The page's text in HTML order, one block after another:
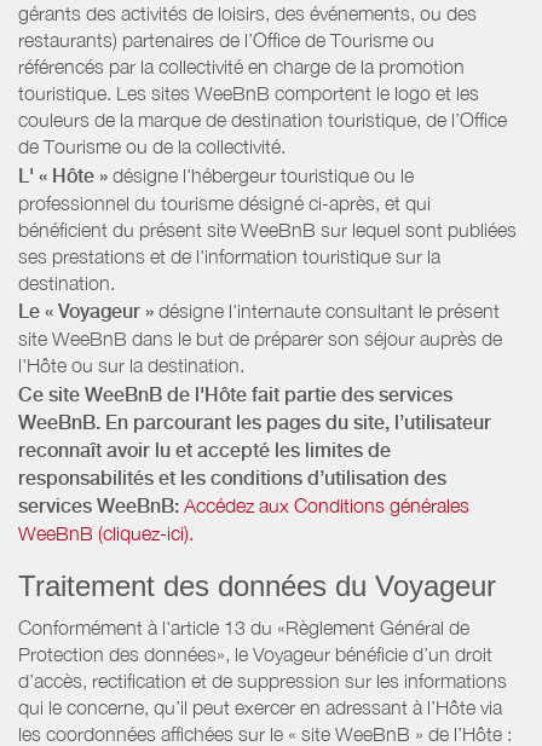
gérants des activités de loisirs, des événements, ou des
restaurants) partenaires de l’Office de Tourisme ou
référencés par la collectivité en charge de la promotion
touristique. Les sites WeeBnB comportent le logo et les
couleurs de la marque de destination touristique, de l’Office
de Tourisme ou de la collectivité.
L' « Hôte » désigne l'hébergeur touristique ou le
professionnel du tourisme désigné ci-après, et qui
bénéficient du présent site WeeBnB sur lequel sont publiées
ses prestations et de l'information touristique sur la
destination.
Le « Voyageur » désigne l'internaute consultant le présent
site WeeBnB dans le but de préparer son séjour auprès de
l'Hôte ou sur la destination.
Ce site WeeBnB de l'Hôte fait partie des services
WeeBnB. En parcourant les pages du site, l’utilisateur
reconnaît avoir lu et accepté les limites de
responsabilités et les conditions d’utilisation des
services WeeBnB: Accédez aux Conditions générales
WeeBnB (cliquez-ici).
Traitement des données du Voyageur
Conformément à l'article 13 du «Règlement Général de
Protection des données», le Voyageur bénéficie d’un droit
d’accès, rectification et de suppression sur les informations
qui le concerne, qu’il peut exercer en adressant à l’Hôte via
les coordonnées affichées sur le « site WeeBnB » de l’Hôte :